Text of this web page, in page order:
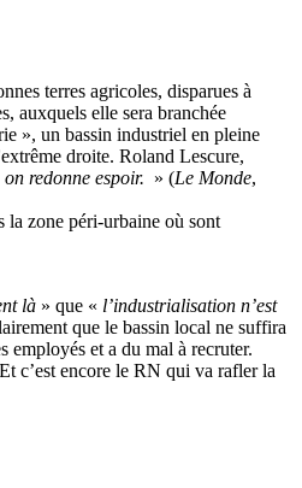
terres agricoles, disparues à
auxquels elle sera branchée
», un bassin industriel en pleine
droite. Roland Lescure,
redonne espoir. » (Le Monde,
la zone péri-urbaine où sont
là » que « l’industrialisation n’est
que le bassin local ne suffira
employés et a du mal à recruter.
c’est encore le RN qui va rafler la